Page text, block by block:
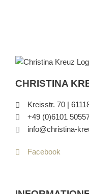
CHRISTINA
Kreisstr. 70 |
+49 (0)6101
info@christina-
Facebook